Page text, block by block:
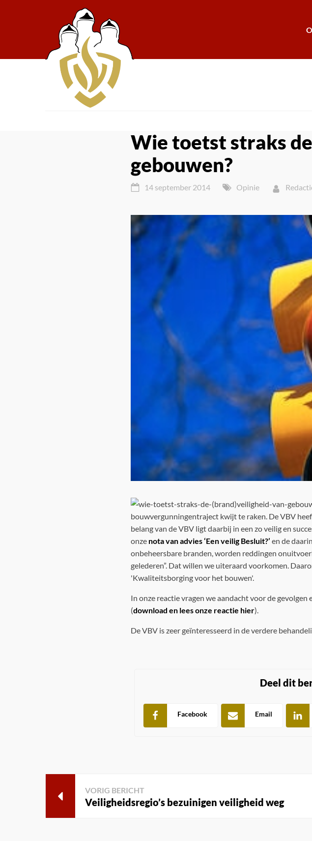
Wie toetst straks
gebouwen?
14 september 2014 Opinie
bouwvergunningentraject kwijt te raken. De VBV
belang van de VBV ligt daarbij in een zo veilig en
onze nota van advies ‘Een veilig Besluit?’ en de
onbeheersbare branden, worden reddingen
gelederen”. Dat willen we uiteraard voorkomen.
'Kwaliteitsborging voor het bouwen'.
In onze reactie vragen we aandacht voor de
(download en lees onze reactie hier).
De VBV is zeer geïnteresseerd in de verdere
Deel dit
Facebook Email
VORIG BERICHT
Veiligheidsregio’s bezuinigen veiligheid weg